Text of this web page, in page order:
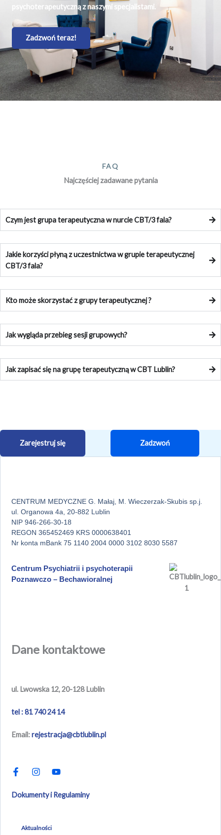
psychoterapeutyczną z naszymi specjalistami.
Zadzwoń teraz!
FAQ
Najczęściej zadawane pytania
Czym jest grupa terapeutyczna w nurcie CBT/3 fala?
Jakie korzyści płyną z uczestnictwa w grupie terapeutycznej
CBT/3 fala?
Kto może skorzystać z grupy terapeutycznej ?
Jak wygląda przebieg sesji grupowych?
Jak zapisać się na grupę terapeutyczną w CBT Lublin?
Zarejestruj się Zadzwoń
Dane kontaktowe
ul. Lwowska 12, 20-128 Lublin
tel : 81 740 24 14
Email:rejestracja@cbtlublin.pl
a
c
b
o
n
s
a
g
m
u
u
b
Dokumenty i Regulaminy
Aktualności
CENTRUM MEDYCZNE G. Małaj, M. Wieczerzak-Skubis sp.j.
ul. Organowa 4a, 20-882 Lublin
NIP 946-266-30-18
REGON 365452469 KRS 0000638401
Nr konta mBank 75 1140 2004 0000 3102 8030 5587
Centrum Psychiatrii i psychoterapii
Poznawczo – Bechawioralnej